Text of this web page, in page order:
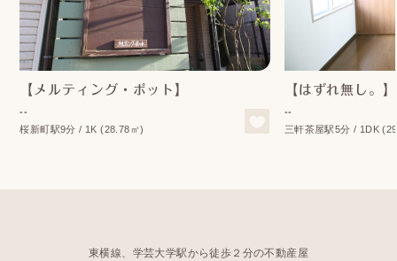
【メルティング・ポット】
--
桜新町駅9分 / 1K (28.78㎡)
【はずれ無し。】
--
三軒茶屋駅5分 / 1DK
東横線、学芸大学駅から徒歩２分の不動産屋